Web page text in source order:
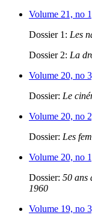
Volume 21, no
Dossier 1: Les
Dossier 2: La
Volume 20, no
Dossier: Le
Volume 20, no
Dossier: Les
Volume 20, no
Dossier: 50 ans
1960
Volume 19, no